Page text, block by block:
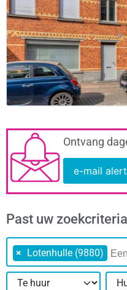
Ontvang
e-mail
Past uw
× Lotenhulle (9880)